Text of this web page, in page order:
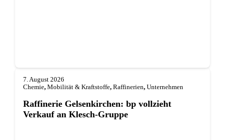
7. August 2026
Chemie, Mobilität & Kraftstoffe, Raffinerien, Unternehmen
Raffinerie Gelsenkirchen: bp vollzieht
Verkauf an Klesch-Gruppe